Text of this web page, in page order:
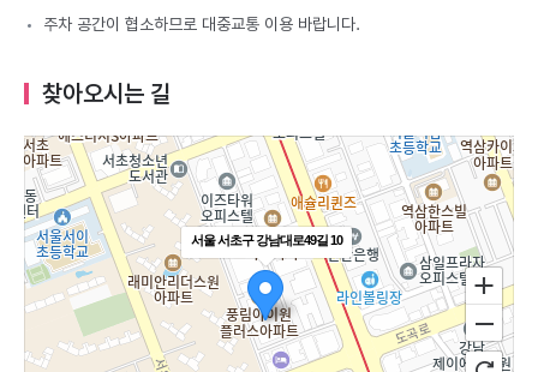
주차 공간이 협소하므로 대중교통 이용 바랍니다.
찾아오시는 길
서울 서초구 강남대로49길 10